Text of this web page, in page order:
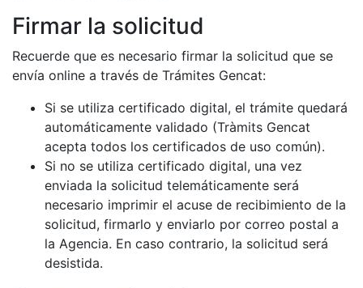
Firmar la solicitud
Recuerde que es necesario firmar la solicitud que se
envía online a través de Trámites Gencat:
Si se utiliza certificado digital, el trámite quedará
automáticamente validado (Tràmits Gencat
acepta todos los certificados de uso común).
Si no se utiliza certificado digital, una vez
enviada la solicitud telemáticamente será
necesario imprimir el acuse de recibimiento de la
solicitud, firmarlo y enviarlo por correo postal a
la Agencia. En caso contrario, la solicitud será
desistida.